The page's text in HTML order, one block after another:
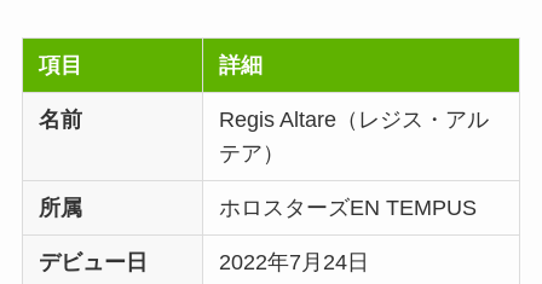
項目 詳細
名前
Regis Altare（レジス・アル
テア）
所属 ホロスターズEN TEMPUS
デビュー日 2022年7月24日